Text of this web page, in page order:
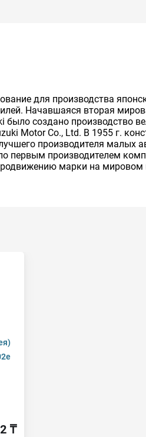
для производства
Начавшаяся вторая
было создано производство
Motor Co., Ltd. В 1955 г.
производителя малых
первым производителем
марки на мировом
₸